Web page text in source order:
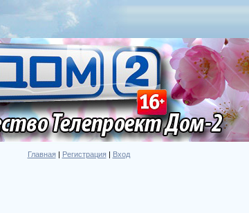
Главная| Регистрация| Вход